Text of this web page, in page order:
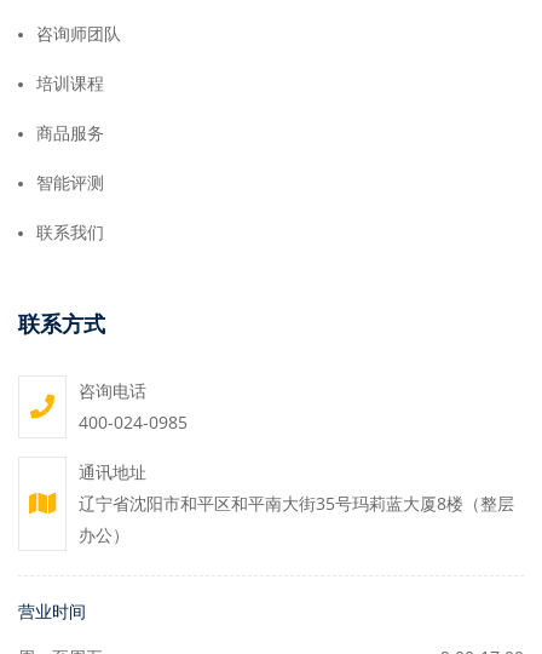
咨询师团队
培训课程
商品服务
智能评测
联系我们
联系方式
咨询电话
400-024-0985
通讯地址
辽宁省沈阳市和平区和平南大街35号玛莉蓝大厦8楼（整层
办公）
营业时间